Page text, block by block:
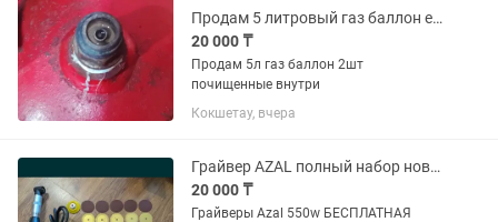
Продам 5 литровый газ баллон ещё есть редуктор и плита турист камфорочная
20 000 ₸
Продам 5л газ баллон 2шт
почищенные внутри
Кокшетау, вчера
Грайвер AZAL полный набор новый
20 000 ₸
Грайверы Azal 550w БЕСПЛАТНАЯ